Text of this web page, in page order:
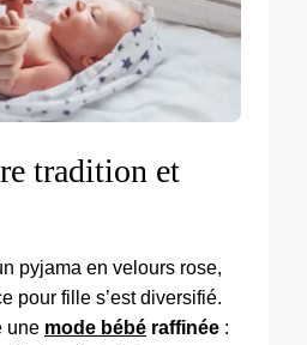
tradition et
pyjama en velours rose,
pour fille s’est diversifié.
une mode bébé raffinée :